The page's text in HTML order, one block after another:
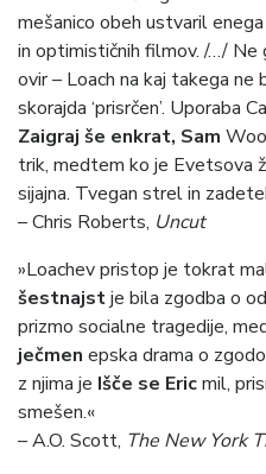
mešanico obeh ustvaril
in optimističnih filmov. /…/ Ne
ovir – Loach na kaj takega ne
skorajda ‘prisrčen’. Uporaba
Zaigraj še enkrat, Sam
trik, medtem ko je Evetsova
sijajna. Tvegan strel in
– Chris Roberts, Uncut
»Loachev pristop je tokrat
šestnajstje bila zgodba o
prizmo socialne tragedije,
ječmen epska drama o
z njima je Išče se Ericmil,
smešen.«
– A.O. Scott, The New York